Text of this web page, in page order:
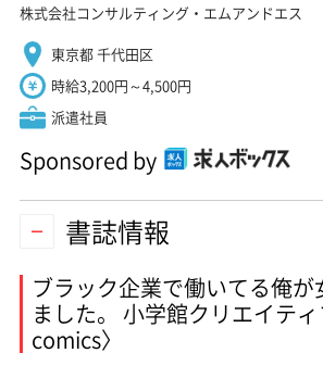
株式会社コンサルティング・エムアンドエス
東京都 千代田区
時給3,200円～4,500円
派遣社員
Sponsored by
書誌情報
ブラック企業で働いてる俺が
ました。 小学館クリエイテ
comics〉